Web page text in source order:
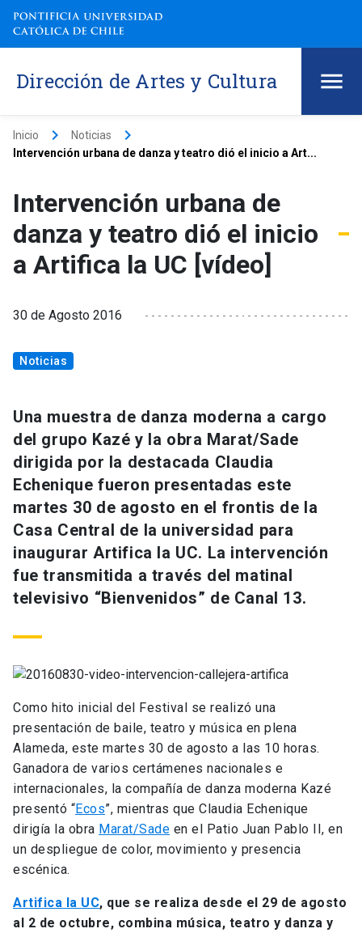
Dirección de Artes y Cultura
Inicio keyboard_arrow_right Noticias keyboard_arrow_right
Intervención urbana de danza y teatro dió el inicio a Art...
Intervención urbana de
danza y teatro dió el inicio
a Artifica la UC [vídeo]
30 de Agosto 2016
Noticias
Una muestra de danza moderna a cargo
del grupo Kazé y la obra Marat/Sade
dirigida por la destacada Claudia
Echenique fueron presentadas este
martes 30 de agosto en el frontis de la
Casa Central de la universidad para
inaugurar Artifica la UC. La intervención
fue transmitida a través del matinal
televisivo “Bienvenidos” de Canal 13.
Como hito inicial del Festival se realizó una
presentación de baile, teatro y música en plena
Alameda, este martes 30 de agosto a las 10 horas.
Ganadora de varios certámenes nacionales e
internacionales, la compañía de danza moderna Kazé
presentó “Ecos”, mientras que Claudia Echenique
dirigía la obra Marat/Sade en el Patio Juan Pablo II, en
un despliegue de color, movimiento y presencia
escénica.
Artifica la UC, que se realiza desde el 29 de agosto
al 2 de octubre, combina música, teatro y danza y